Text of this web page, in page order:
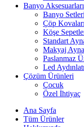
Banyo Aksesuarları
Banyo Setleri
Çöp Kovaları
Köşe
Standart
Makyaj
Paslanmaz
Led
Çözüm Ürünleri
Çocuk
Özel İhtiyaç
Ana Sayfa
Tüm Ürünler